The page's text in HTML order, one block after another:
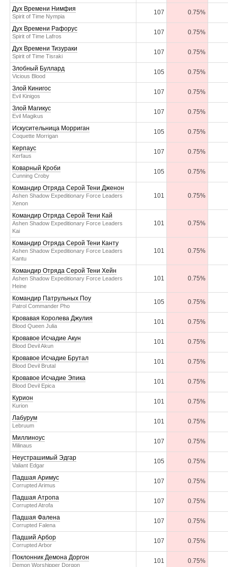
Дух Времени Нимфия
Spirit of Time Nympia
107 0.75%
Дух Времени Рафорус
Spirit of Time Lafros
107 0.75%
Дух Времени Тизураки
Spirit of Time Tisraki
107 0.75%
Злобный Буллард
Vicious Blood
105 0.75%
Злой Кинигос
Evil Kinigos
107 0.75%
Злой Магикус
Evil Magikus
107 0.75%
Искусительница Морриган
Coquette Morrigan
105 0.75%
Керпаус
Kerfaus
107 0.75%
Коварный Кроби
Cunning Croby
105 0.75%
Командир Отряда Серой Тени Дженон
Ashen Shadow Expeditionary Force Leaders
Xenon
101 0.75%
Командир Отряда Серой Тени Кай
Ashen Shadow Expeditionary Force Leaders
Kai
101 0.75%
Командир Отряда Серой Тени Канту
Ashen Shadow Expeditionary Force Leaders
Kantu
101 0.75%
Командир Отряда Серой Тени Хейн
Ashen Shadow Expeditionary Force Leaders
Heine
101 0.75%
Командир Патрульных Поу
Patrol Commander Pho
105 0.75%
Кровавая Королева Джулия
Blood Queen Julia
101 0.75%
Кровавое Исчадие Акун
Blood Devil Akun
101 0.75%
Кровавое Исчадие Брутал
Blood Devil Brutal
101 0.75%
Кровавое Исчадие Эпика
Blood Devil Epica
101 0.75%
Курион
Kurion
101 0.75%
Лабурум
Lebruum
101 0.75%
Миллиноус
Milinaus
107 0.75%
Неустрашимый Эдгар
Valiant Edgar
105 0.75%
Падшая Аримус
Corrupted Arimus
107 0.75%
Падшая Атропа
Corrupted Atrofa
107 0.75%
Падшая Фалена
Corrupted Falena
107 0.75%
Падший Арбор
Corrupted Arbor
107 0.75%
Поклонник Демона Доргон
Demon Worshipper Dorgon
101 0.75%